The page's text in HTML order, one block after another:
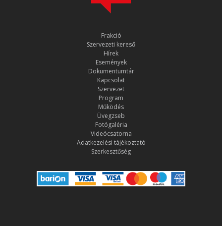
Frakció
Szervezeti kereső
Hírek
Események
Dokumentumtár
Kapcsolat
Szervezet
Program
Működés
Üvegzseb
Fotógaléria
Videócsatorna
Adatkezelési tájékoztató
Szerkesztőség